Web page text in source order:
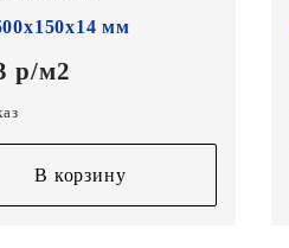
мм
р/м2
В корзину